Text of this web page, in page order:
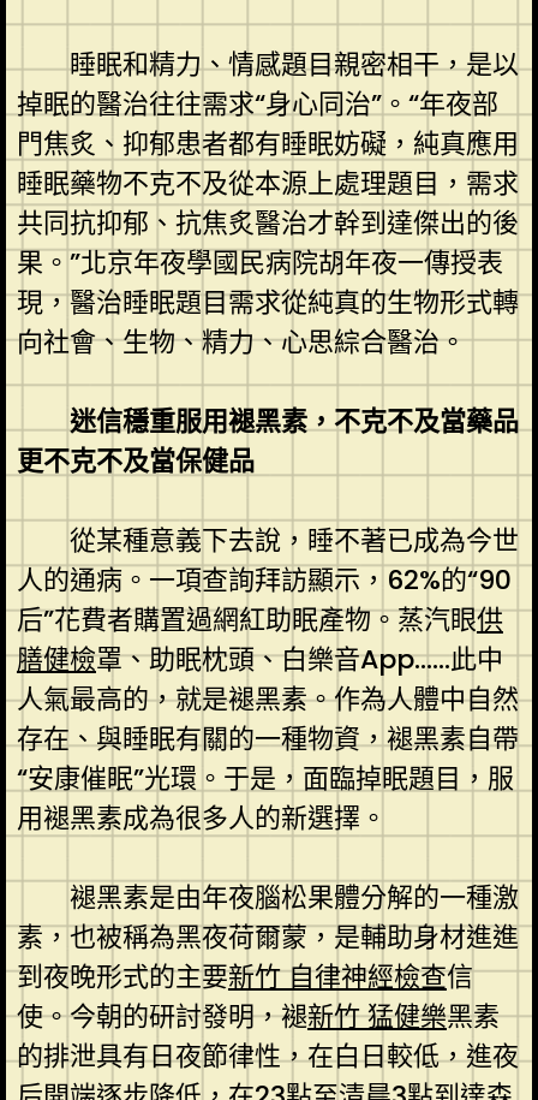
睡眠和精力、情感題目親密相干，是以
掉眠的醫治往往需求“身心同治”。“年夜部
門焦炙、抑郁患者都有睡眠妨礙，純真應用
睡眠藥物不克不及從本源上處理題目，需求
共同抗抑郁、抗焦炙醫治才幹到達傑出的後
果。”北京年夜學國民病院胡年夜一傳授表
現，醫治睡眠題目需求從純真的生物形式轉
向社會、生物、精力、心思綜合醫治。
迷信穩重服用褪黑素，不克不及當藥品
更不克不及當保健品
從某種意義下去說，睡不著已成為今世
人的通病。一項查詢拜訪顯示，62%的“90
后”花費者購置過網紅助眠產物。蒸汽眼供
膳健檢罩、助眠枕頭、白樂音App……此中
人氣最高的，就是褪黑素。作為人體中自然
存在、與睡眠有關的一種物資，褪黑素自帶
“安康催眠”光環。于是，面臨掉眠題目，服
用褪黑素成為很多人的新選擇。
褪黑素是由年夜腦松果體分解的一種激
素，也被稱為黑夜荷爾蒙，是輔助身材進進
到夜晚形式的主要新竹 自律神經檢查信
使。今朝的研討發明，褪新竹 猛健樂黑素
的排泄具有日夜節律性，在白日較低，進夜